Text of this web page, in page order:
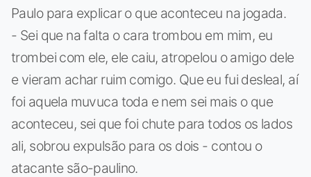
Paulo para explicar o que aconteceu na jogada.
- Sei que na falta o cara trombou em mim, eu
trombei com ele, ele caiu, atropelou o amigo dele
e vieram achar ruim comigo. Que eu fui desleal, aí
foi aquela muvuca toda e nem sei mais o que
aconteceu, sei que foi chute para todos os lados
ali, sobrou expulsão para os dois - contou o
atacante são-paulino.